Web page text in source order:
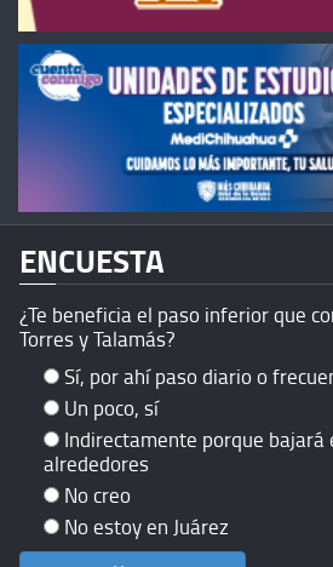
ENCUESTA
¿Te beneficia el paso inferior que
Torres y Talamás?
Sí, por ahí paso diario o
Un poco, sí
Indirectamente porque bajará
alrededores
No creo
No estoy en Juárez